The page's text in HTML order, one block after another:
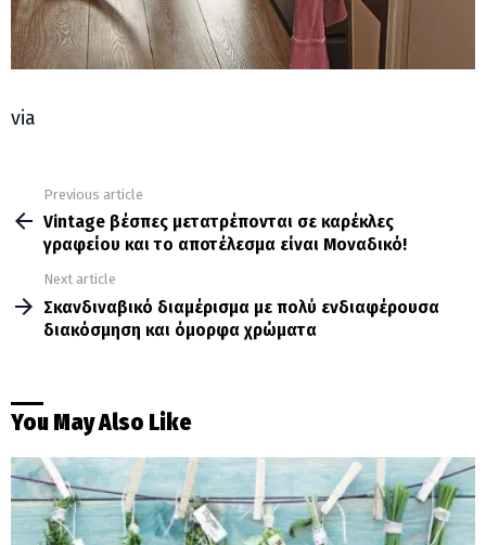
via
more
Previous article
Vintage βέσπες μετατρέπονται σε καρέκλες
γραφείου και το αποτέλεσμα είναι Μοναδικό!
Next article
Σκανδιναβικό διαμέρισμα με πολύ ενδιαφέρουσα
διακόσμηση και όμορφα χρώματα
You May Also Like